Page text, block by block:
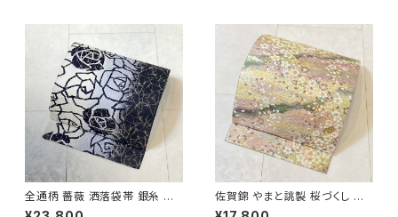
全通柄 薔薇 洒落袋帯 銀糸 長
尺 正絹 白 黒 青紫 659
佐賀錦 やまと誂製 桜づくし 袋
帯 正絹 金銀糸 ラメ ピンク 白